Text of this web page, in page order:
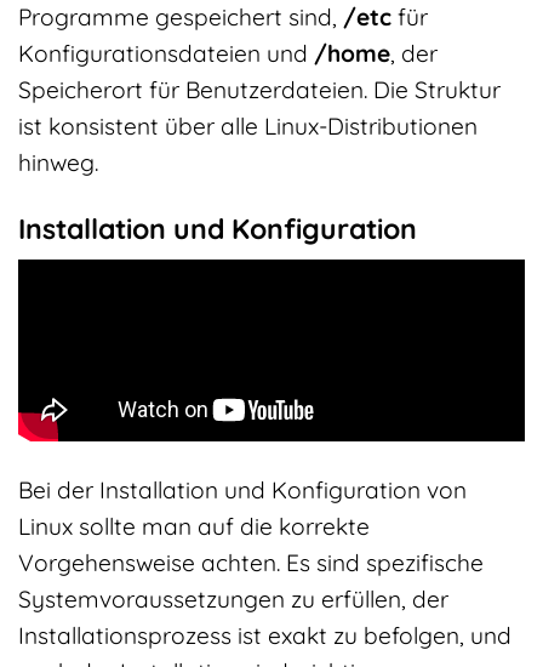
Programme gespeichert sind, /etc für
Konfigurationsdateien und /home, der
Speicherort für Benutzerdateien. Die Struktur
ist konsistent über alle Linux-Distributionen
hinweg.
Installation und Konfiguration
Bei der Installation und Konfiguration von
Linux sollte man auf die korrekte
Vorgehensweise achten. Es sind spezifische
Systemvoraussetzungen zu erfüllen, der
Installationsprozess ist exakt zu befolgen, und